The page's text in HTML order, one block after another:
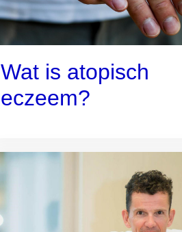
Wat is atopisch
eczeem?